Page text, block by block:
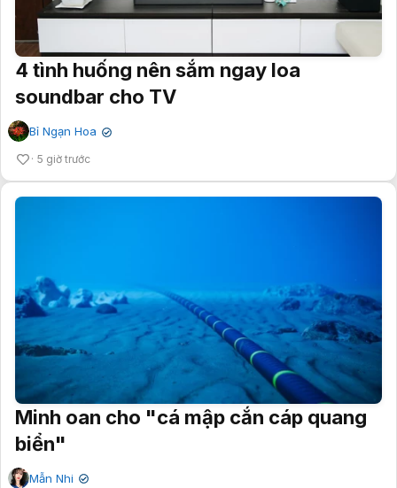
4 tình huống nên sắm ngay loa
soundbar cho TV
Bỉ Ngạn Hoa ✔
5 giờ trước
Minh oan cho "cá mập cắn cáp quang
biển"
Mẫn Nhi ✔